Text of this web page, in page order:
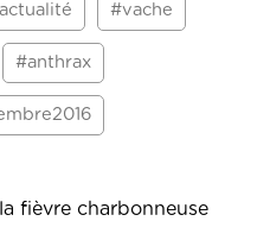
#vache
#anthrax
fièvre charbonneuse